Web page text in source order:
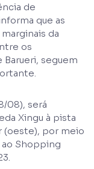
de
que as
da
os
seguem
08), será
Xingu à pista
(oeste), por meio
Shopping